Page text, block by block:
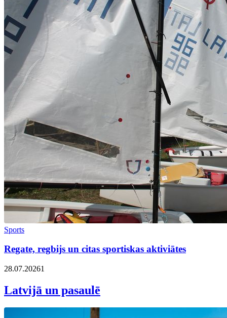
Sports
Regate, regbijs un citas sportiskas aktiviātes
28.07.20261
Latvijā un pasaulē